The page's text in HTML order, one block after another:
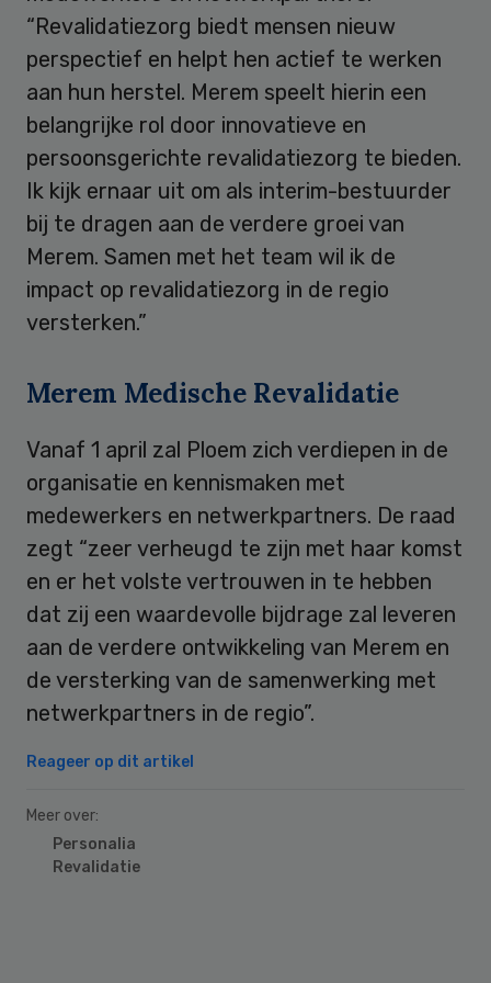
“Revalidatiezorg biedt mensen nieuw
perspectief en helpt hen actief te werken
aan hun herstel. Merem speelt hierin een
belangrijke rol door innovatieve en
persoonsgerichte revalidatiezorg te bieden.
Ik kijk ernaar uit om als interim-bestuurder
bij te dragen aan de verdere groei van
Merem. Samen met het team wil ik de
impact op revalidatiezorg in de regio
versterken.”
Merem Medische Revalidatie
Vanaf 1 april zal Ploem zich verdiepen in de
organisatie en kennismaken met
medewerkers en netwerkpartners. De raad
zegt “zeer verheugd te zijn met haar komst
en er het volste vertrouwen in te hebben
dat zij een waardevolle bijdrage zal leveren
aan de verdere ontwikkeling van Merem en
de versterking van de samenwerking met
netwerkpartners in de regio”.
Reageer op dit artikel
Meer over:
Personalia
Revalidatie